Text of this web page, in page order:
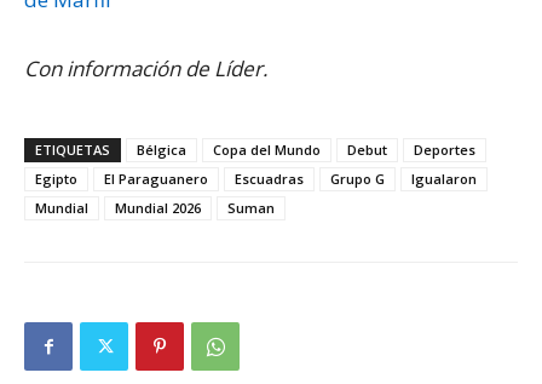
Con información de Líder.
ETIQUETAS Bélgica Copa del Mundo Debut
Deportes
Egipto
El Paraguanero Escuadras Grupo G
Igualaron
Mundial
Mundial 2026 Suman